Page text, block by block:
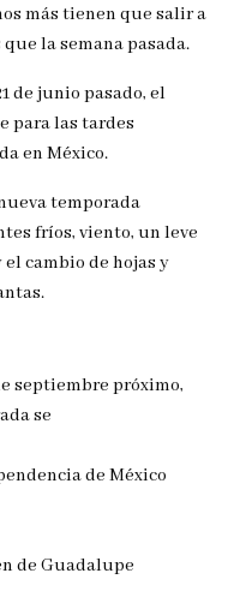
más tienen que salir a
la semana pasada.
de junio pasado, el
para las tardes
en México.
temporada
fríos, viento, un leve
cambio de hojas y
septiembre próximo,
se
de México
de Guadalupe